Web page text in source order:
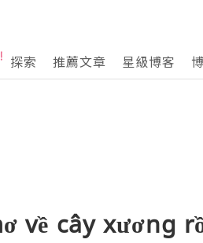
探索 推薦文章 星級博客
về cây xương